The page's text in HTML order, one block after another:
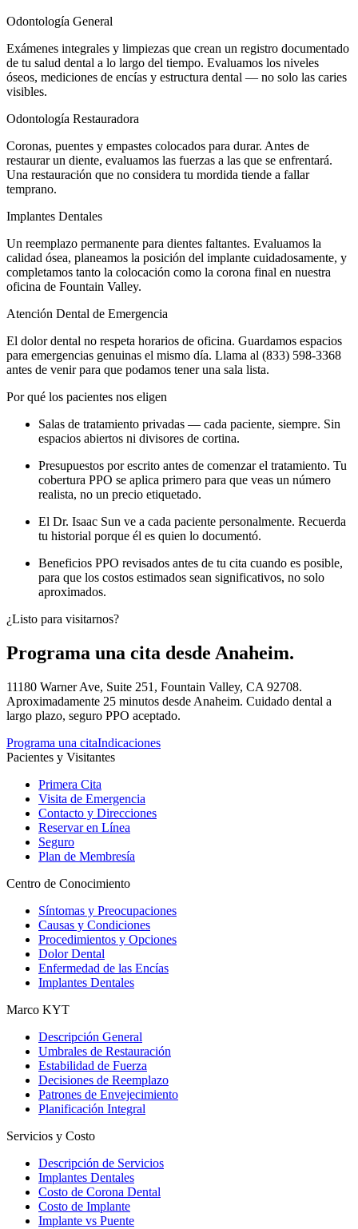
Odontología General
Exámenes integrales y limpiezas que crean un registro documentado
de tu salud dental a lo largo del tiempo. Evaluamos los niveles
óseos, mediciones de encías y estructura dental — no solo las caries
visibles.
Odontología Restauradora
Coronas, puentes y empastes colocados para durar. Antes de
restaurar un diente, evaluamos las fuerzas a las que se enfrentará.
Una restauración que no considera tu mordida tiende a fallar
temprano.
Implantes Dentales
Un reemplazo permanente para dientes faltantes. Evaluamos la
calidad ósea, planeamos la posición del implante cuidadosamente, y
completamos tanto la colocación como la corona final en nuestra
oficina de Fountain Valley.
Atención Dental de Emergencia
El dolor dental no respeta horarios de oficina. Guardamos espacios
para emergencias genuinas el mismo día. Llama al (833) 598-3368
antes de venir para que podamos tener una sala lista.
Por qué los pacientes nos eligen
Salas de tratamiento privadas — cada paciente, siempre. Sin
espacios abiertos ni divisores de cortina.
Presupuestos por escrito antes de comenzar el tratamiento. Tu
cobertura PPO se aplica primero para que veas un número
realista, no un precio etiquetado.
El Dr. Isaac Sun ve a cada paciente personalmente. Recuerda
tu historial porque él es quien lo documentó.
Beneficios PPO revisados antes de tu cita cuando es posible,
para que los costos estimados sean significativos, no solo
aproximados.
¿Listo para visitarnos?
Programa una cita desde Anaheim.
11180 Warner Ave, Suite 251, Fountain Valley, CA 92708.
Aproximadamente 25 minutos desde Anaheim. Cuidado dental a
largo plazo, seguro PPO aceptado.
Programa una citaIndicaciones
Pacientes y Visitantes
Primera Cita
Visita de Emergencia
Contacto y Direcciones
Reservar en Línea
Seguro
Plan de Membresía
Centro de Conocimiento
Síntomas y Preocupaciones
Causas y Condiciones
Procedimientos y Opciones
Dolor Dental
Enfermedad de las Encías
Implantes Dentales
Marco KYT
Descripción General
Umbrales de Restauración
Estabilidad de Fuerza
Decisiones de Reemplazo
Patrones de Envejecimiento
Planificación Integral
Servicios y Costo
Descripción de Servicios
Implantes Dentales
Costo de Corona Dental
Costo de Implante
Implante vs Puente